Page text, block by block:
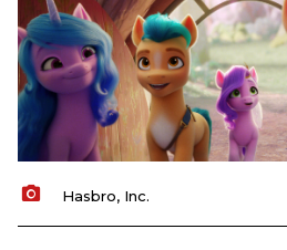
Hasbro, Inc.